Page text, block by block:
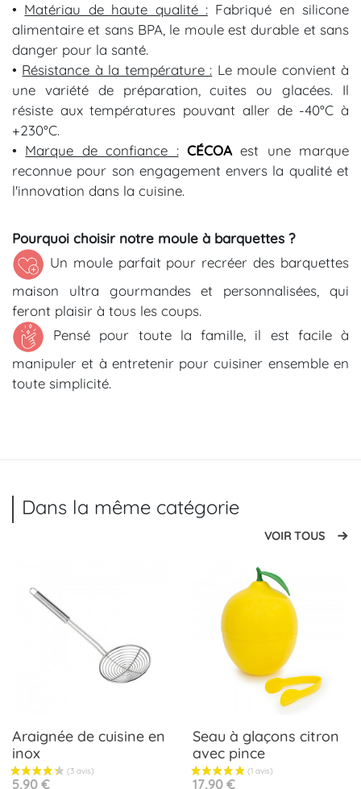
• Matériau de haute qualité :Fabriqué en silicone
alimentaire et sans BPA, le moule est durable et sans
danger pour la santé.
• Résistance à la température : Le moule convient à
une variété de préparation, cuites ou glacées. Il
résiste aux températures pouvant aller de -40°C à
+230°C.
• Marque de confiance : CÉCOAest une marque
reconnue pour son engagement envers la qualité et
l'innovation dans la cuisine.
Pourquoi choisir notre moule à barquettes ?
Un moule parfait pour recréerdes barquettes
maison ultra gourmandeset personnalisées ,qui
feront plaisir à tous les coups.
Pensé pour toute la famille, il est facile à
manipuler et à entretenir pour cuisiner ensemble en
toute simplicité.
Dans la même catégorie
VOIR TOUS
Araignée de cuisine en
inox
Prix
5,90 €
Seau à glaçons citron
avec pince
Prix
17,90 €